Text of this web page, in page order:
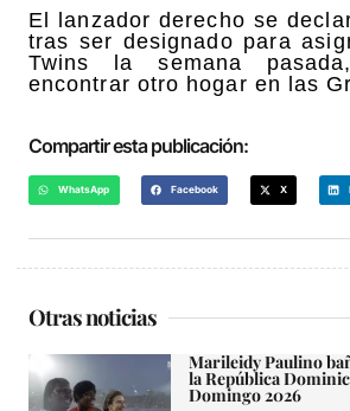
El lanzador derecho se
tras ser designado para
Twins la semana
encontrar otro hogar en las
Compartir esta publicación:
WhatsApp Facebook X
Otras noticias
Marileidy Paulino
la República
Domingo 2026